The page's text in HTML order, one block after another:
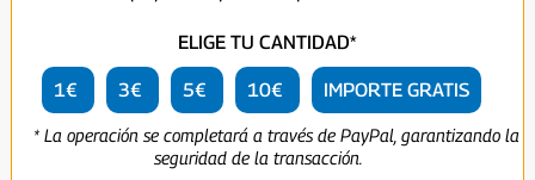
ELIGE TU CANTIDAD*
1€ 3€ 5€ 10€ IMPORTE GRATIS
* La operación se completará a través de PayPal, garantizando la
seguridad de la transacción.